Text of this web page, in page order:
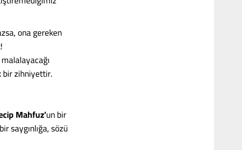
ona gereken
bir zihniyettir.
Mahfuz’un bir
saygınlığa, sözü